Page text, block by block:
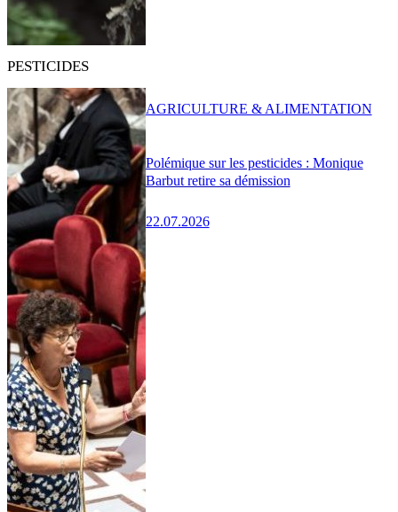
PESTICIDES
Polémique sur les pesticides : Monique
Barbut retire sa démission
22.07.2026
AGRICULTURE & ALIMENTATION